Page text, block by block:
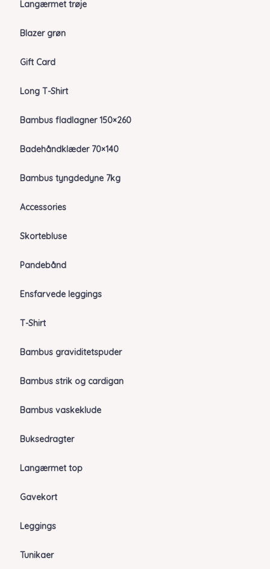
Langærmet trøje
Blazer grøn
Gift Card
Long T-Shirt
Bambus fladlagner 150×260
Badehåndklæder 70×140
Bambus tyngdedyne 7kg
Accessories
Skortebluse
Pandebånd
Ensfarvede leggings
T-Shirt
Bambus graviditetspuder
Bambus strik og cardigan
Bambus vaskeklude
Buksedragter
Langærmet top
Gavekort
Leggings
Tunikaer